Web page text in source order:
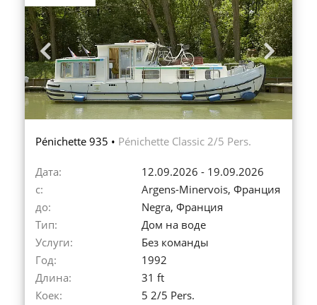
Previous Next
Pénichette 935 • Pénichette Classic 2/5 Pers.
Дата:
12.09.2026 - 19.09.2026
с:
Argens-Minervois, Франция
до:
Negra, Франция
Тип:
Дом на воде
Услуги:
Без команды
Год:
1992
Длина:
31 ft
Коек:
5 2/5 Pers.